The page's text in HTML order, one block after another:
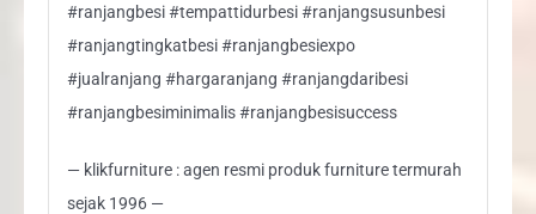
#ranjangbesi #tempattidurbesi #ranjangsusunbesi
#ranjangtingkatbesi #ranjangbesiexpo
#jualranjang #hargaranjang #ranjangdaribesi
#ranjangbesiminimalis #ranjangbesisuccess
— klikfurniture : agen resmi produk furniture termurah
sejak 1996 —